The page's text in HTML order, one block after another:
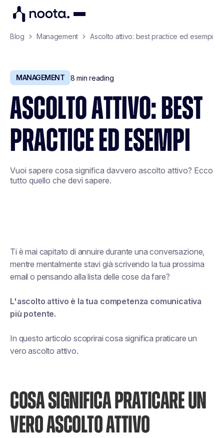
Blog Management Ascolto attivo: best practice ed esempi
MANAGEMENT 8 min reading
ASCOLTO ATTIVO: BEST
PRACTICE ED ESEMPI
Vuoi sapere cosa significa davvero ascolto attivo? Ecco
tutto quello che devi sapere.
Ti è mai capitato di annuire durante una conversazione,
mentre mentalmente stavi già scrivendo la tua prossima
email o pensando alla lista delle cose da fare?
L'ascolto attivo è la tua competenza comunicativa
più potente.
In questo articolo scoprirai cosa significa praticare un
vero ascolto attivo.
COSA SIGNIFICA PRATICARE UN
VERO ASCOLTO ATTIVO